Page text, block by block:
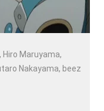
Maruyama,
Nakayama, beez